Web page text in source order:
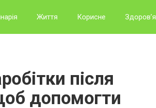
Життя Корисне Здоров’я
після
допомогти